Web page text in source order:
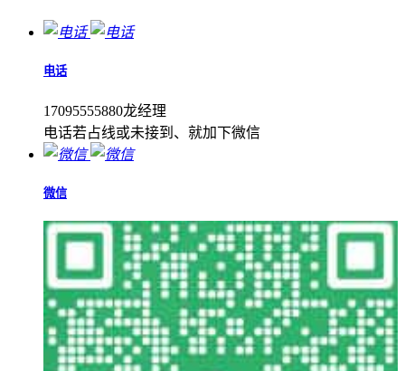
电话
17095555880龙经理
电话若占线或未接到、就加下微信
微信